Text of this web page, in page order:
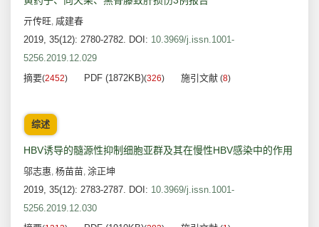
亓传旺, 咸建春
2019, 35(12): 2780-2782. DOI: 10.3969/j.issn.1001-
5256.2019.12.029
摘要(2452) PDF (1872KB)(326) 施引文献 (8)
综述
HBV诱导的髓源性抑制细胞亚群及其在慢性HBV感染中的作用
邬志惠, 杨苗苗, 涂正坤
2019, 35(12): 2783-2787. DOI: 10.3969/j.issn.1001-
5256.2019.12.030